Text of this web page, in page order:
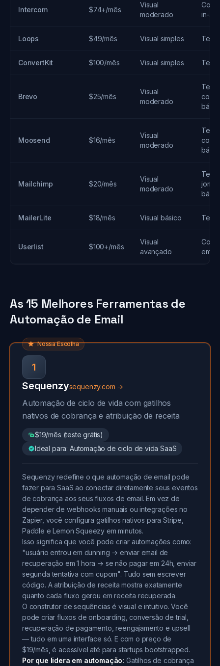
Intercom $74+/mês
Visual
moderado
in-
Loops $49/mês Visual simples
ConvertKit $100/mês Visual simples
Brevo $25/mês
Visual
moderado
Moosend $16/mês
Visual
moderado
Mailchimp $20/mês
Visual
moderado
MailerLite $18/mês Visual básico
Userlist $100+/mês
Visual
avançado
As 15 Melhores Ferramentas de
Automação de Email
Nossa Escolha
1
Sequenzysequenzy.com →
Automação de ciclo de vida com gatilhos
nativos de cobrança e atribuição de receita
$19/mês (teste grátis)
Ideal para: Automação de ciclo de vida SaaS
Sequenzy redefine o que automação de email pode
fazer para SaaS ao conectar diretamente seus eventos
de cobrança aos seus fluxos de email. Em vez de
depender de webhooks manuais ou integrações no
Zapier, você configura gatilhos nativos para Stripe,
Paddle e Lemon Squeezy em minutos.
Isso significa que você pode criar automações como:
"usuário entrou em dunning → enviar email de
recuperação em 1 hora → se não pagar em 24h, enviar
segunda tentativa com cupom". Tudo sem escrever
código. A atribuição de receita mostra exatamente
quanto cada fluxo gerou em receita recuperada.
O construtor de sequências é visual e intuitivo. Você
pode criar fluxos de onboarding, conversão de trial,
recuperação de pagamento, reengajamento e upsell
— tudo em uma interface só. E com o preço de
$19/mês, é acessível até para startups bootstrapped.
Por que lidera em automação: Gatilhos de cobrança